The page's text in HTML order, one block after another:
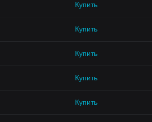
Купить
Купить
Купить
Купить
Купить